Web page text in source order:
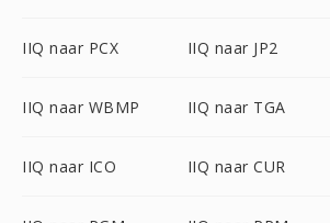
IIQ naar PCX IIQ naar JP2
IIQ naar WBMP IIQ naar TGA
IIQ naar ICO IIQ naar CUR